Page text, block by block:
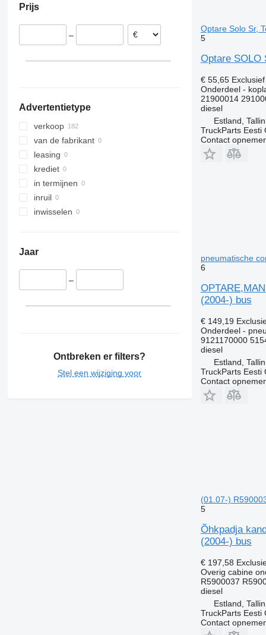
L-series
Prijs
–
Advertentietype
verkoop
van de fabrikant
leasing
krediet
in termijnen
inruil
inwisselen
Jaar
–
Ontbreken er filters?
Stel een wijziging voor
Optare Solo Sr,
5
Optare SOLO
€ 55,65
Onderdeel -
21900014
diesel
Estland,
TruckParts Eesti
Contact
pneumatische
6
(2004-) bus
€ 149,19
Onderdeel -
9121170000
diesel
Estland,
TruckParts Eesti
Contact
(01.07-)
5
Õhkpadja
(2004-) bus
€ 197,58
Overig cabine
R5900037
diesel
Estland,
TruckParts Eesti
Contact